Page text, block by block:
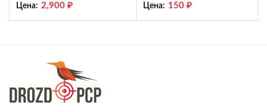
Цена: 2,900 ₽ Цена: 150 ₽